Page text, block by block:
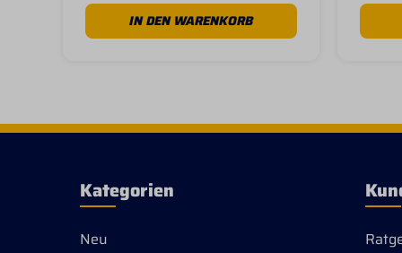
ca. 6,5 cm.IN DEN WARENKORB 8 cm.
Kategorien
Neu